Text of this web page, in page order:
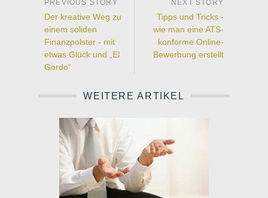
Der kreative Weg zu
einem soliden
Finanzpolster - mit
etwas Glück und „El
Gordo“
Tipps und Tricks -
wie man eine ATS-
konforme Online-
Bewerbung erstellt
WEITERE ARTIKEL